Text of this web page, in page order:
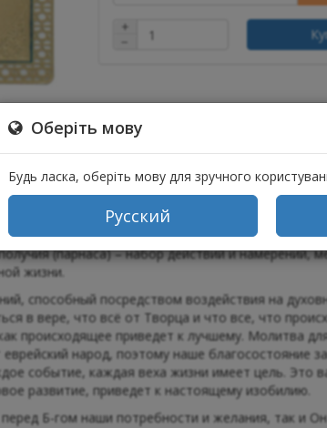
Оберіть мову
Будь ласка, оберіть мову для зручного
Русский
+
−
Отзывы (1)
(парнаса) – набор действий и
жизни.
способный посредством воздействия на
в вере, что всё от Творца и что все, что
происходящее приведет к лучшему. Молитва
народ, поэтому наше благосостояние
событие, каждая веха жизни имеет цель. Это
развитие, приведет к настоящему изобилию.
Б-гом наши потребности и желания, так и